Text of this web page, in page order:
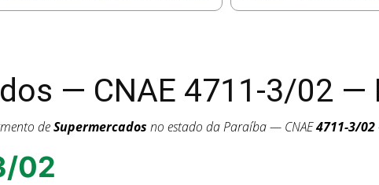
— CNAE 4711-3/02 —
deSupermercados no estado da Paraíba — CNAE4711-3/02
02